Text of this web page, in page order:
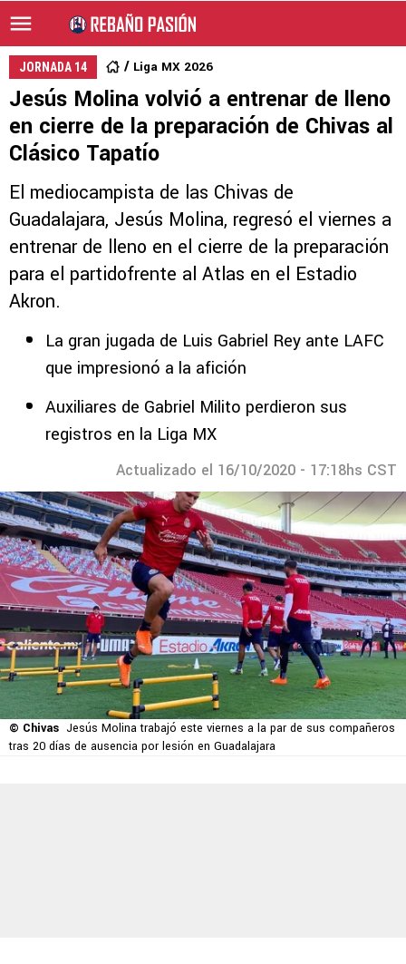
JORNADA 14 Liga MX 2026
Jesús Molina volvió a entrenar de lleno
en cierre de la preparación de Chivas al
Clásico Tapatío
El mediocampista de las Chivas de
Guadalajara, Jesús Molina, regresó el viernes a
entrenar de lleno en el cierre de la preparación
para el partidofrente al Atlas en el Estadio
Akron.
La gran jugada de Luis Gabriel Rey ante LAFC
que impresionó a la afición
Auxiliares de Gabriel Milito perdieron sus
registros en la Liga MX
Actualizado el 16/10/2020 - 17:18hs CST
© Chivas Jesús Molina trabajó este viernes a la par de sus compañeros
tras 20 días de ausencia por lesión en Guadalajara